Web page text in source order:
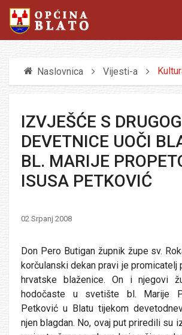
Naslovnica Vijesti-a
IZVJEŠĆE S
DEVETNICE UOČI
BL. MARIJE
ISUSA PETKOVIĆ
02 Srpanj 2008
Don Pero Butigan župnik župe sv.
korčulanski dekan pravi je promicatelj
hrvatske blaženice. On i njegovi
hodočaste u svetište bl. Marije
Petković u Blatu tijekom
njen blagdan. No, ovaj put priredili su